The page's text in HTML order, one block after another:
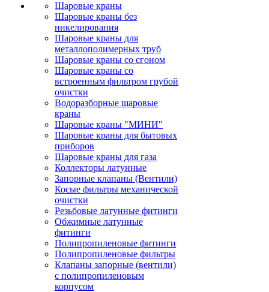
Шаровые краны
Шаровые краны без
никелирования
Шаровые краны для
металлополимерных труб
Шаровые краны со сгоном
Шаровые краны со
встроенным фильтром грубой
очистки
Водоразборные шаровые
краны
Шаровые краны "МИНИ"
Шаровые краны для бытовых
приборов
Шаровые краны для газа
Коллекторы латунные
Запорные клапаны (Вентили)
Косые фильтры механической
очистки
Резьбовые латунные фитинги
Обжимные латунные
фитинги
Полипропиленовые фитинги
Полипропиленовые фильтры
Клапаны запорные (вентили)
с полипропиленовым
корпусом